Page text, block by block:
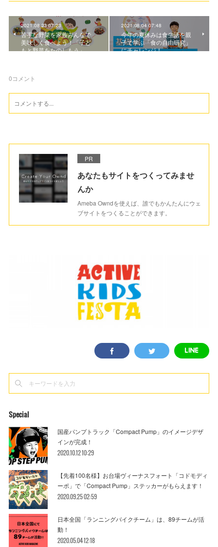
2021.08.23 07:23
苦手な野菜を家族みんなで
美味しく食べよう！「子ど
もと野菜をたのしもう」…
2021.08.04 07:48
今年の夏休みは食生活を親
子で学ぶ「食の自由研究」
にチャレンジ！
0コメント
PR
あなたもサイトをつくってみませ
んか
Ameba Owndを使えば、誰でもかんたんにウェ
ブサイトをつくることができます。
Special
国産パンプトラック「Compact Pump」のイメージデザ
インが完成！
2020.10.12 10:29
【先着100名様】お台場ヴィーナスフォート「コドモディ
ーポ」で「Compact Pump」ステッカーがもらえます！
2020.09.25 02:59
日本全国「ランニングバイクチーム」は、89チームが活
動！
2020.05.04 12:18